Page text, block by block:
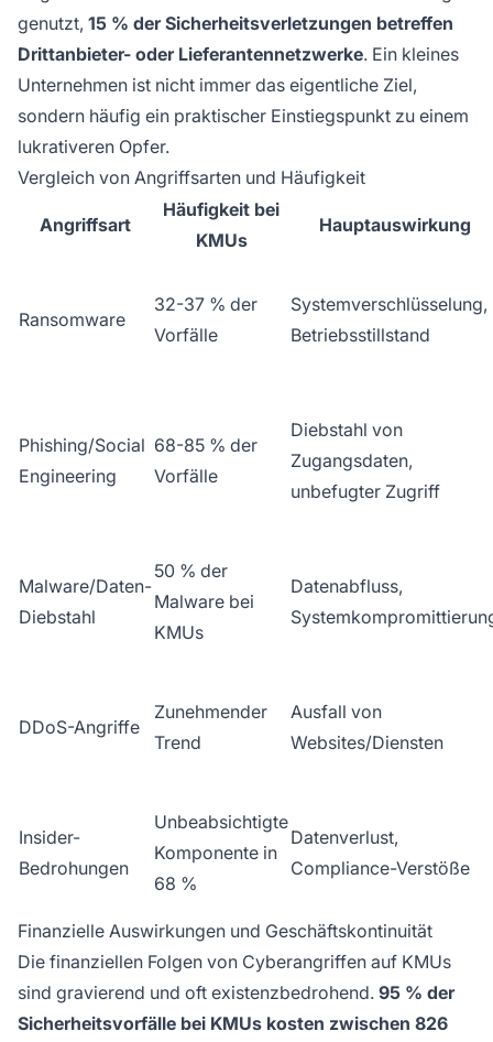
genutzt, 15 % der Sicherheitsverletzungen betreffen
Drittanbieter- oder Lieferantennetzwerke. Ein kleines
Unternehmen ist nicht immer das eigentliche Ziel,
sondern häufig ein praktischer Einstiegspunkt zu einem
lukrativeren Opfer.
Vergleich von Angriffsarten und Häufigkeit
Angriffsart
Häufigkeit bei
KMUs
Hauptauswirkung
Ransomware
32-37 % der
Vorfälle
Systemverschlüsselung,
Betriebsstillstand
Phishing/Social
Engineering
68-85 % der
Vorfälle
Diebstahl von
Zugangsdaten,
unbefugter Zugriff
Malware/Daten-
Diebstahl
50 % der
Malware bei
KMUs
Datenabfluss,
DDoS-Angriffe
Zunehmender
Trend
Ausfall von
Websites/Diensten
Insider-
Bedrohungen
Unbeabsichtigte
Komponente in
68 %
Datenverlust,
Compliance-Verstöße
Finanzielle Auswirkungen und Geschäftskontinuität
Die finanziellen Folgen von Cyberangriffen auf KMUs
sind gravierend und oft existenzbedrohend. 95 % der
Sicherheitsvorfälle bei KMUs kosten zwischen 826